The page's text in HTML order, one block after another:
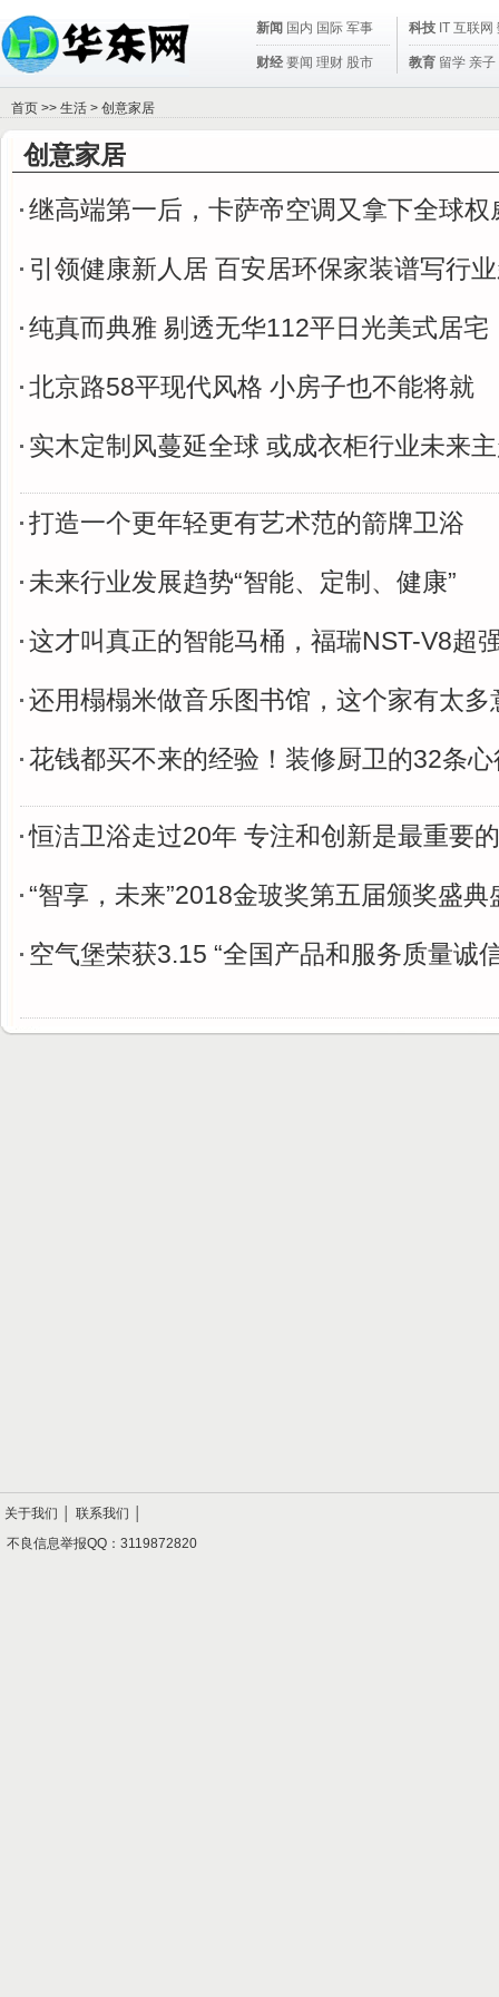
新闻 国内 国际 军事
财经 要闻 理财 股市
科技 IT 互联网
教育 留学 亲子
首页 >> 生活 > 创意家居
创意家居
继高端第一后，卡萨帝空调又拿下全球权
引领健康新人居 百安居环保家装谱写行
纯真而典雅 剔透无华112平日光美式居宅
北京路58平现代风格 小房子也不能将就
实木定制风蔓延全球 或成衣柜行业未来
打造一个更年轻更有艺术范的箭牌卫浴
未来行业发展趋势“智能、定制、健康”
这才叫真正的智能马桶，福瑞NST-V8超
还用榻榻米做音乐图书馆，这个家有太多
花钱都买不来的经验！装修厨卫的32条心
恒洁卫浴走过20年 专注和创新是最重要
“智享，未来”2018金玻奖第五届颁奖盛典
空气堡荣获3.15 “全国产品和服务质量诚
关于我们 联系我们
不良信息举报QQ：3119872820